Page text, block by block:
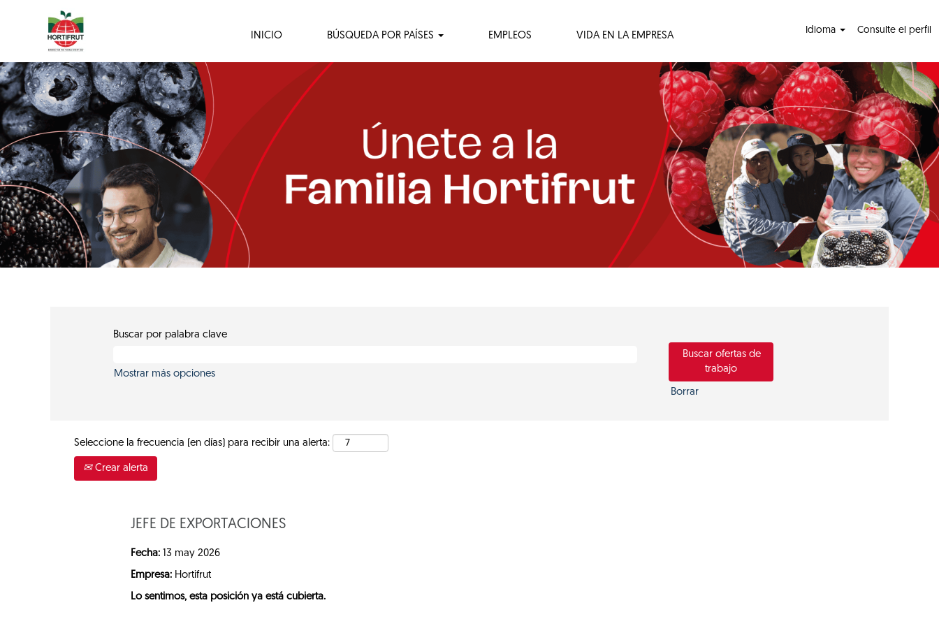
INICIO BÚSQUEDA POR PAÍSES EMPLEOS VIDA EN LA EMPRESA
Idioma Consulte el perfil
Buscar por palabra clave
Mostrar más opciones
Borrar
Seleccione la frecuencia (en días) para recibir una alerta:
Crear alerta
JEFE DE EXPORTACIONES
Fecha: 13 may 2026
Empresa: Hortifrut
Lo sentimos, esta posición ya está cubierta.